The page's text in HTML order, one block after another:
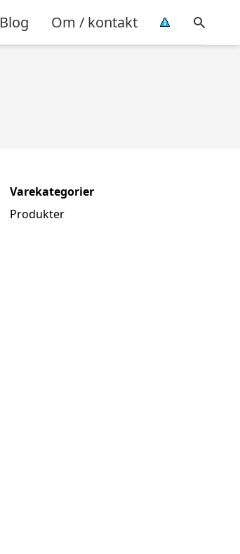
Blog Om / kontakt
Varekategorier
Produkter